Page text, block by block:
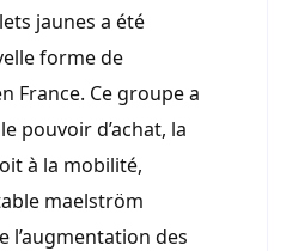
jaunes a été
forme de
France. Ce groupe a
pouvoir d’achat, la
à la mobilité,
maelström
l’augmentation des